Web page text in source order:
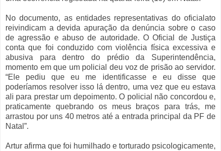
No documento, as entidades representativas do oficialato
reivindicam a devida apuração da denúncia sobre o caso
de agressão e abuso de autoridade. O Oficial de Justiça
conta que foi conduzido com violência física excessiva e
abusiva para dentro do prédio da Superintendência,
momento em que um policial deu voz de prisão ao servidor.
“Ele pediu que eu me identificasse e eu disse que
poderíamos resolver isso lá dentro, uma vez que eu estava
ali para prestar um depoimento. O policial não concordou e,
praticamente quebrando os meus braços para trás, me
arrastou por uns 40 metros até a entrada principal da PF de
Natal”.
Artur afirma que foi humilhado e torturado psicologicamente,